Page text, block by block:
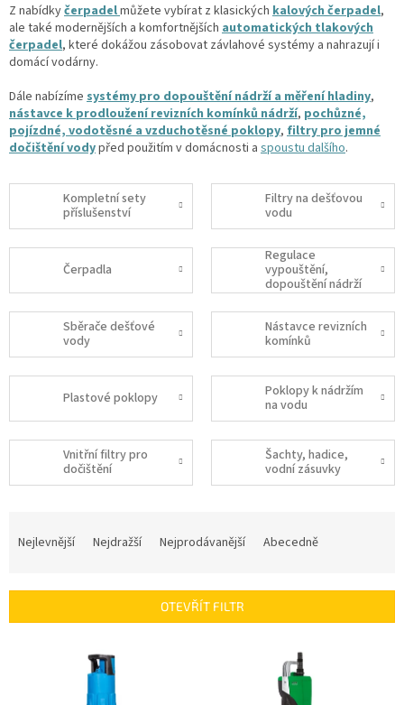
Z nabídkyčerpadelmůžete vybírat z klasických kalových čerpadel,
ale také modernějších a komfortnějších automatických tlakových
čerpadel, které dokážou zásobovat závlahové systémy a nahrazují i
domácí vodárny.
Dále nabízíme systémy pro dopouštění nádrží a měření hladiny,
nástavce k prodloužení revizních komínků nádrží, pochůzné,
pojízdné, vodotěsné a vzduchotěsné poklopy, filtry pro jemné
dočištění vodypřed použitím v domácnosti a spoustu dalšího.
Kompletní sety
příslušenství
Filtry na dešťovou
vodu
Čerpadla
Regulace
vypouštění,
dopouštění nádrží
a měření hladiny
Sběrače dešťové
vody
Nástavce revizních
komínků
Plastové poklopy
Poklopy k nádržím
na vodu
Vnitřní filtry pro
dočištění
Šachty, hadice,
vodní zásuvky
í
Nejlevnější Nejdražší Nejprodávanější Abecedně
OTEVŘÍT FILTR